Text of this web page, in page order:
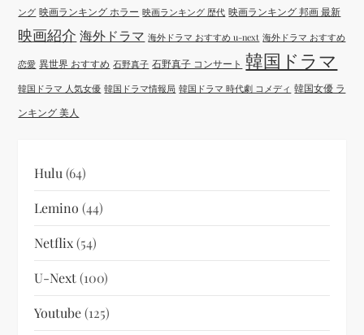
ング 映画ランキング ホラー 映画ランキング 歴代 映画ランキング 邦画 最新
映画紹介 海外ドラマ 海外ドラマ おすすめ u-next 海外ドラマ おすすめ
恋愛 異世界 おすすめ 石野真子 石野真子 コンサート 韓国ドラマ
韓国ドラマ 人気女優 韓国ドラマ情報局 韓国ドラマ 時代劇 コメディ 韓国女優 ラ
ンキング 美人
Hulu (64)
Lemino (44)
Netflix(54)
U-Next(100)
Youtube(125)